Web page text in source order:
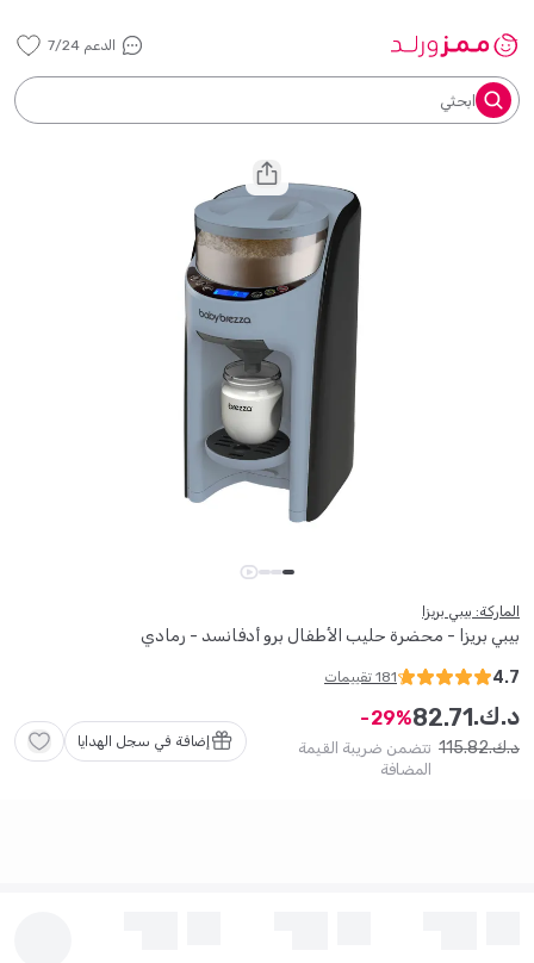
الدعم 7/24
ابحثي
الماركة: بيبي بريزا
بيبي بريزا - محضرة حليب الأطفال برو أدفانسد - رمادي
4.7
181 تقييمات
د.ك. 82.71
29
د.ك. 115.82
تتضمن ضريبة القيمة
المضافة
إضافة في سجل الهدايا